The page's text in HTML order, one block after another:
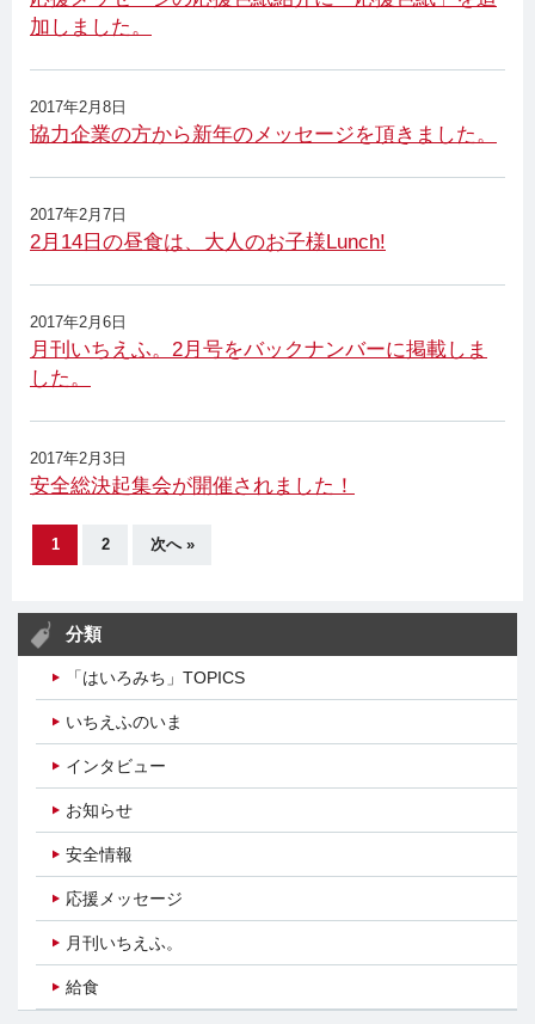
加しました。
2017年2月8日
協力企業の方から新年のメッセージを頂きました。
2017年2月7日
2月14日の昼食は、大人のお子様Lunch!
2017年2月6日
月刊いちえふ。2月号をバックナンバーに掲載しま
した。
2017年2月3日
安全総決起集会が開催されました！
1 2 次へ »
分類
「はいろみち」TOPICS
いちえふのいま
インタビュー
お知らせ
安全情報
応援メッセージ
月刊いちえふ。
給食